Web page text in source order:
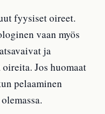
fyysiset oireet.
vaan myös
ja
Jos huomaat
pelaaminen